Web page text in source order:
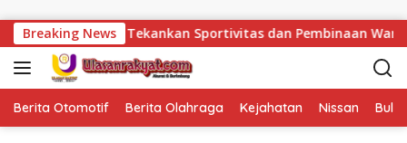
Breaking NewsSportivitas dan Pembinaan Warga Binaan.
Berita Otomotif Berita Olahraga Kejahatan Nissan